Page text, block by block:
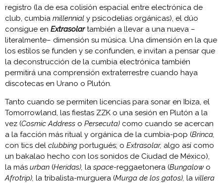
registro (la de esa colisión espacial entre electrónica de
club, cumbia millennial y psicodelias orgánicas), el dúo
consigue en Extrasolartambién a llevar a una nueva –
literalmente– dimensión su música. Una dimensión en la que
los estilos se funden y se confunden, e invitan a pensar que
la deconstrucción de la cumbia electrónica también
permitirá una comprensión extraterrestre cuando haya
discotecas en Urano o Plutón.
Tanto cuando se permiten licencias para sonar en Ibiza, el
Tomorrowland, las fiestas ZZK o una sesión en Plutón a la
vez (Cosmic Address o Persecuta) como cuando se acercan
a la facción más ritual y orgánica de la cumbia-pop (Brinca,
con tics del clubbing portugués; o Extrasolar, algo así como
un bakalao hecho con los sonidos de Ciudad de México),
la más urban (Heridas), la space-reggaetonera (Bungalowo
Afrotrip), la tribalista-murguera (Murga de los gatos), la villera